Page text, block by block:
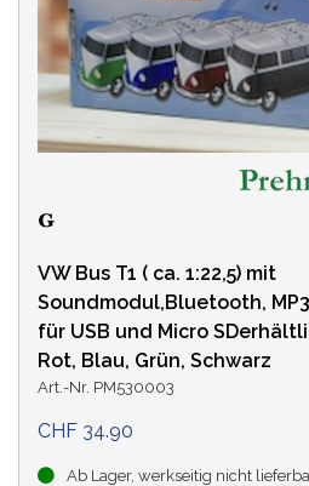
VW Bus T1 ( ca. 1:22,5) mit
Soundmodul,Bluetooth,
für USB und Micro
Rot, Blau, Grün, Schwarz
Art.-Nr. PM530003
CHF 34.90
Ab Lager, werkseitig nicht